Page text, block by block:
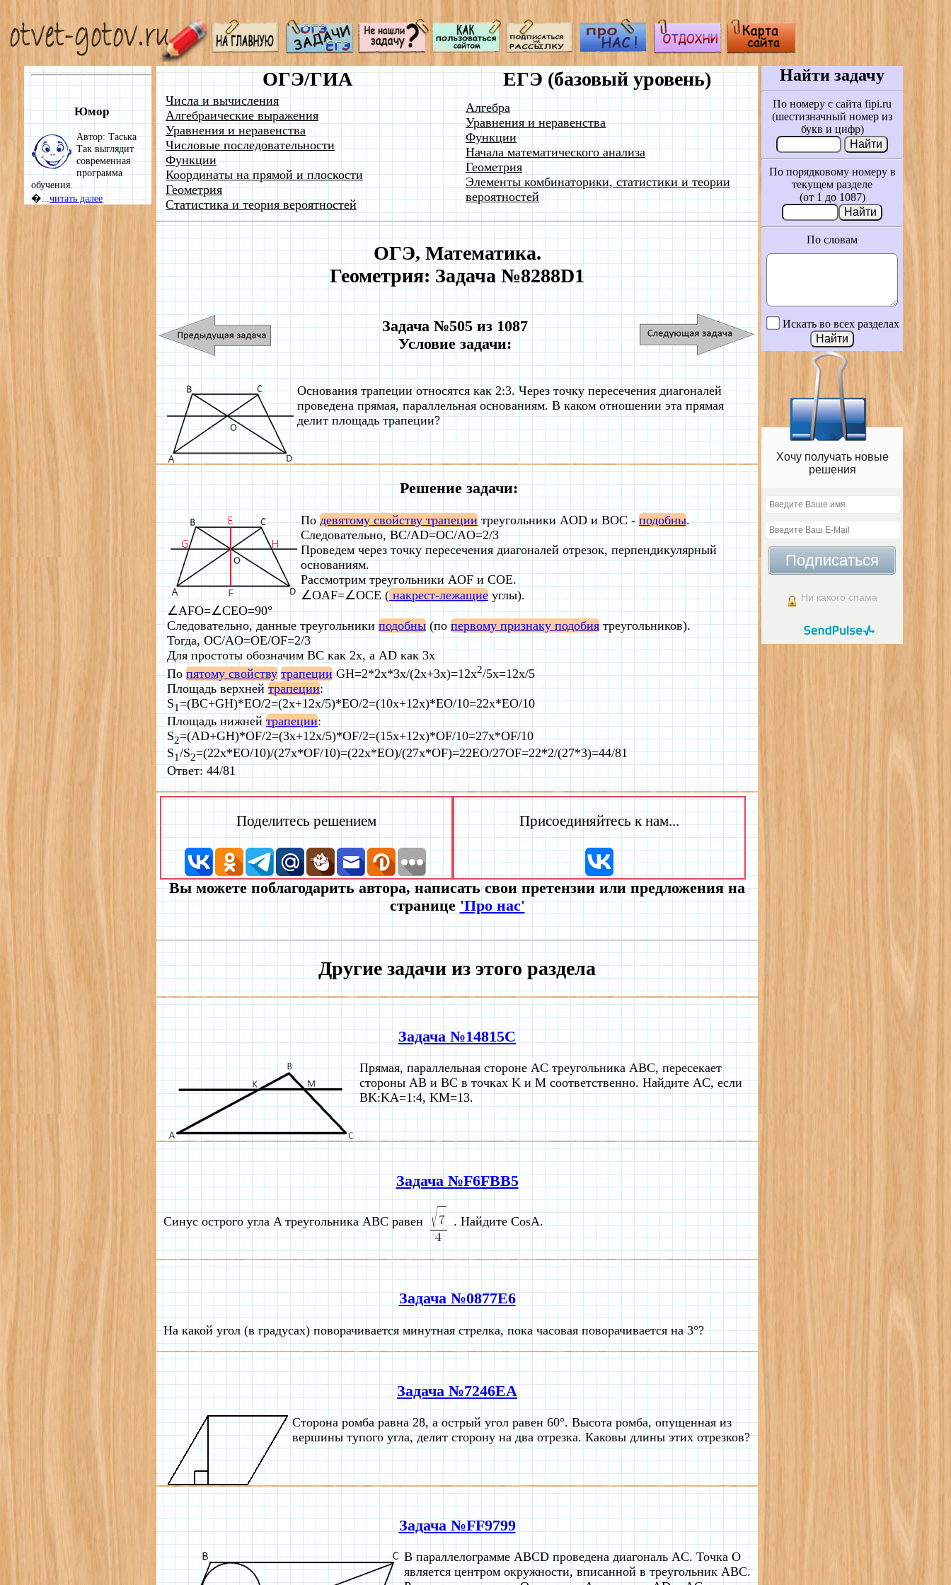
Юмор
Автор: Таська
Так выглядит
современная
программа
обучения.
�...читать далее
ОГЭ/ГИА ЕГЭ (базовый уровень)
Числа и вычисления
Алгебраические выражения
Уравнения и неравенства
Числовые последовательности
Функции
Координаты на прямой и плоскости
Геометрия
Статистика и теория вероятностей
Алгебра
Уравнения и неравенства
Функции
Начала математического анализа
Геометрия
Элементы комбинаторики, статистики и теории
вероятностей
ОГЭ, Математика.
Геометрия: Задача №8288D1
Задача №505 из 1087
Условие задачи:
Основания трапеции относятся как 2:3. Через точку пересечения диагоналей
проведена прямая, параллельная основаниям. В каком отношении эта прямая
делит площадь трапеции?
Решение задачи:
Подевятому свойству трапециитреугольники AOD и BOC - подобны.
Следовательно, BC/AD=OC/AO=2/3
Проведем через точку пересечения диагоналей отрезок, перпендикулярный
основаниям.
Рассмотрим треугольники AOF и COE.
∠OAF=∠OCE (накрест-лежащие углы).
∠AFO=∠CEO=90°
Следовательно, данные треугольникиподобны(попервому признаку подобиятреугольников).
Тогда, OC/AO=OE/OF=2/3
Для простоты обозначим BC как 2x, а AD как 3x
Попятому свойству трапецииGH=2*2x*3x/(2x+3x)=12x2/5x=12x/5
Площадь верхнейтрапеции:
S1=(BC+GH)*EO/2=(2x+12x/5)*EO/2=(10x+12x)*EO/10=22x*EO/10
Площадь нижней трапеции:
S2=(AD+GH)*OF/2=(3x+12x/5)*OF/2=(15x+12x)*OF/10=27x*OF/10
S1/S2=(22x*EO/10)/(27x*OF/10)=(22x*EO)/(27x*OF)=22EO/27OF=22*2/(27*3)=44/81
Ответ: 44/81
Поделитесь решением Присоединяйтесь к нам...
Вы можете поблагодарить автора, написать свои претензии или предложения на
странице'Про нас'
Другие задачи из этого раздела
Задача №14815C
Прямая, параллельная стороне AC треугольника ABC, пересекает
стороны AB и BC в точках K и M соответственно. Найдите AC, если
BK:KA=1:4, KM=13.
Задача №F6FBB5
Синус острого угла A треугольника ABC равен . Найдите CosA.
Задача №0877E6
На какой угол (в градусах) поворачивается минутная стрелка, пока часовая поворачивается на 3°?
Задача №7246EA
Сторона ромба равна 28, а острый угол равен 60°. Высота ромба, опущенная из
вершины тупого угла, делит сторону на два отрезка. Каковы длины этих отрезков?
Задача №FF9799
В параллелограмме ABCD проведена диагональ AC. Точка O
является центром окружности, вписанной в треугольник ABC.
Найти задачу
По номеру с сайта fipi.ru
(шестизначный номер из
букв и цифр)
По порядковому номеру в
текущем разделе
(от 1 до 1087)
По словам
Искать во всех разделах
Хочу получать новые
решения
Подписаться
Ни какого спама